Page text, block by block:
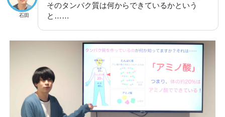
石田
そのタンパク質は何からできているかという
と……